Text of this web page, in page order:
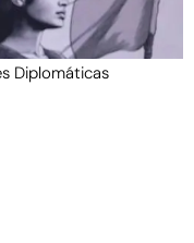
Diplomáticas